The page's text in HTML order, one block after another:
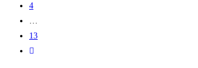
4
13